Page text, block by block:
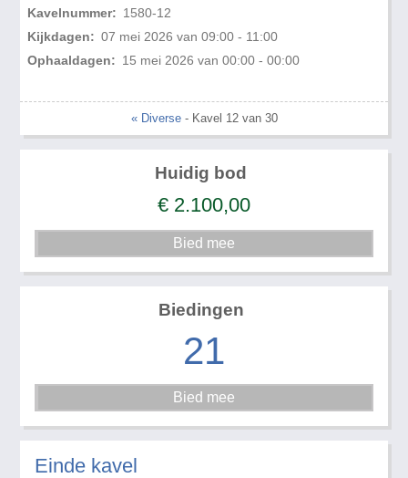
Kavelnummer: 1580-12
Kijkdagen: 07 mei 2026 van 09:00 - 11:00
Ophaaldagen: 15 mei 2026 van 00:00 - 00:00
« Diverse- Kavel 12 van 30
Huidig bod
€ 2.100,00
Biedingen
21
Einde kavel